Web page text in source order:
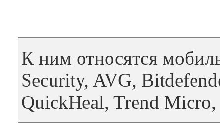
К ним относятся
Security, AVG,
QuickHeal, Trend